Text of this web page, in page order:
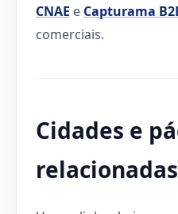
CNAE e Capturama
comerciais.
Cidades e